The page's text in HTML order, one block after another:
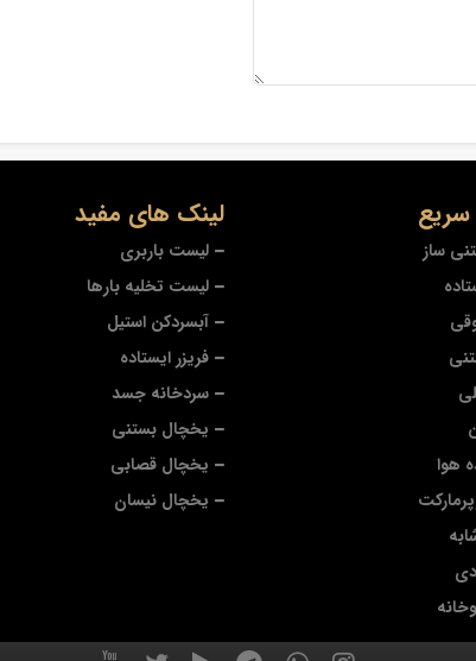
ساز
هوا
لینک های مفید
لیست باربری
لیست تخلیه بارها
آبسردکن استیل
فریزر ایستاده
سردخانه جسد
یخچال بستنی
یخچال قصابی
یخچال نیسان